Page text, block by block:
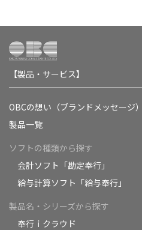
【製品・サービス】
OBCの想い（ブランドメッセージ）
製品一覧
ソフトの種類から探す
会計ソフト「勘定奉行」
給与計算ソフト「給与奉行」
製品名・シリーズから探す
奉行ｉクラウド